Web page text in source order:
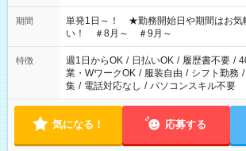
お気軽にご相談ください！
期間
単発1日～！ ★勤務開始日や期間はお気
い！ ＃8月～ ＃9月～
特徴 週1日からOK / 日払いOK / 履歴書不要 /
業・WワークOK / 服装自由 / シフト勤務 /
集 / 電話対応なし / パソコンスキル不要
気になる！ 応募する